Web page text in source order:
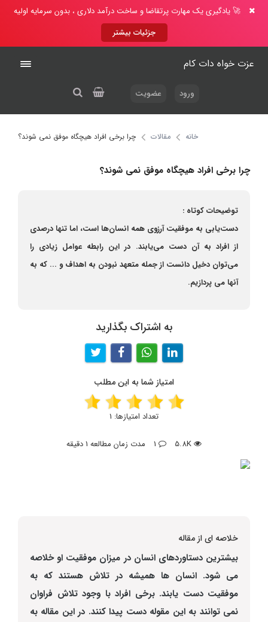
🚀 یادگیری یک مهارت پرتقاضا و ساخت درآمد دلاری ، بدون سرمایه اولیه
جزئیات بیشتر
عزت خواه دات کام
ورود عضویت
خانه مقالات چرا برخی افراد هیچگاه موفق نمی شوند؟
چرا برخی افراد هیچگاه موفق نمی شوند؟
توضیحات کوتاه :
دست‌یابی به موفقیت آرزوی همه انسان‌ها است، اما تنها درصدی
از افراد به آن دست می‌یابند. در این رابطه عوامل زیادی را
می‌توان دخیل دانست از جمله متعهد نبودن به اهداف و ... که به
آنها می پردازیم.
به اشتراک بگذارید
امتیاز شما به این مطلب
تعداد امتیازها: 1
مدت زمان مطالعه 1 دقیقه
خلاصه ای از مقاله
بیشترین دستاوردهای انسان در میزان موفقیت او خلاصه
می شود. انسان ها همیشه در تلاش هستند که به
موفقیت دست یابند. برخی افراد با وجود تلاش فراوان
نمی توانند به این مقوله دست پیدا کنند. در این مقاله به